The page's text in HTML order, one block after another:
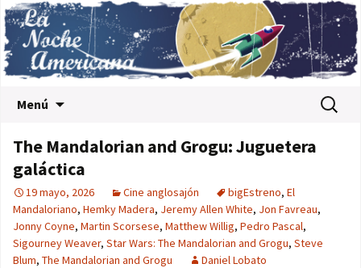
Menú Buscar:
The Mandalorian and Grogu: Juguetera
galáctica
19 mayo, 2026 Cine anglosajón bigEstreno, El
Mandaloriano, Hemky Madera, Jeremy Allen White, Jon Favreau,
Jonny Coyne, Martin Scorsese, Matthew Willig, Pedro Pascal,
Sigourney Weaver, Star Wars: The Mandalorian and Grogu, Steve
Blum, The Mandalorian and Grogu Daniel Lobato